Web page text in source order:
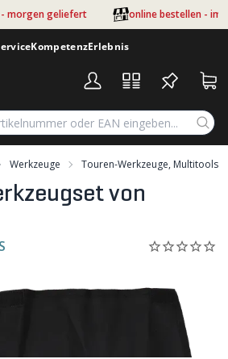
- morgen geliefert online bestellen - im
KompetenzErlebnis
Werkzeuge Touren-Werkzeuge, Multitools
von